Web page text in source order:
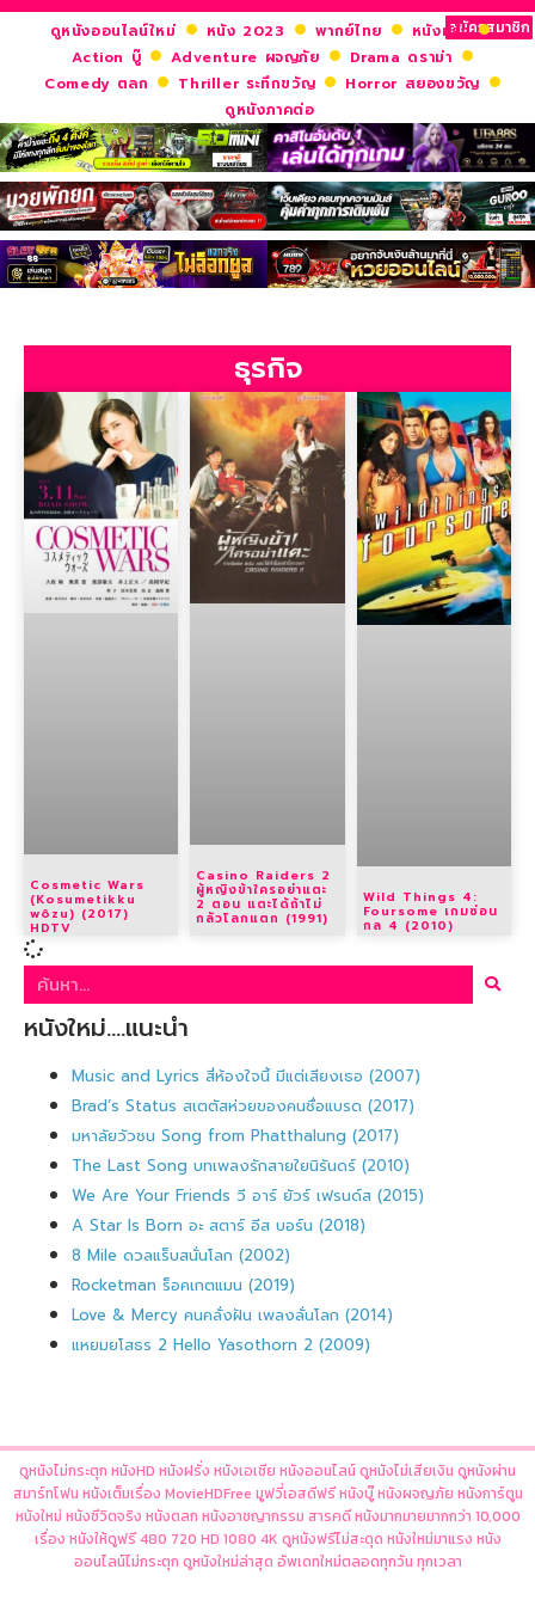
สมัครสมาชิก
ดูหนังออนไลน์ใหม่ หนัง 2023 พากย์ไทย
หนังฝรั่ง
Action บู๊
Adventure ผจญภัย
Drama ดราม่า
Comedy ตลก
Thriller ระทึกขวัญ
Horror สยองขวัญ
ดูหนังภาคต่อ
หนังใหม่….แนะนำ
Music and Lyrics สี่ห้องใจนี้ มีแต่เสียงเธอ (2007)
Brad’s Status สเตตัสห่วยของคนชื่อแบรด (2017)
มหาลัยวัวชน Song from Phatthalung (2017)
The Last Song บทเพลงรักสายใยนิรันดร์ (2010)
We Are Your Friends วี อาร์ ยัวร์ เฟรนด์ส (2015)
A Star Is Born อะ สตาร์ อีส บอร์น (2018)
8 Mile ดวลแร็บสนั่นโลก (2002)
Rocketman ร็อคเกตแมน (2019)
Love & Mercy คนคลั่งฝัน เพลงลั่นโลก (2014)
แหยมยโสธร 2 Hello Yasothorn 2 (2009)
ธุรกิจ
Cosmetic Wars
(Kosumetikku
wôzu) (2017)
HDTV
Casino Raiders 2
ผู้หญิงข้าใครอย่าแตะ
2 ตอน แตะได้ถ้าไม่
กลัวโลกแตก (1991)
Wild Things 4:
Foursome เกมซ่อน
กล 4 (2010)
ดูหนังไม่กระตุก หนังHD หนังฝรั่ง หนังเอเชีย หนังออนไลน์ ดูหนังไม่เสียเงิน ดูหนังผ่าน
สมาร์ทโฟน หนังเต็มเรื่อง MovieHDFree มูฟวี่เอสดีฟรี หนังบู๊ หนังผจญภัย หนังการ์ตูน
หนังใหม่ หนังชีวิตจริง หนังตลก หนังอาชญากรรม สารคดี หนังมากมายมากกว่า 10,000
เรื่อง หนังให้ดูฟรี 480 720 HD 1080 4K ดูหนังฟรีไม่สะดุด หนังใหม่มาแรง หนัง
ออนไลน์ไม่กระตุก ดูหนังใหม่ล่าสุด อัพเดทใหม่ตลอดทุกวัน ทุกเวลา